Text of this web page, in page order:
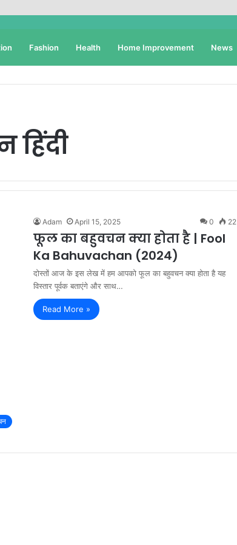
Fashion Health Home Improvement News
Adam April 15, 2025 0 22
फूल का बहुवचन क्या होता है | Fool
Ka Bahuvachan (2024)
दोस्तों आज के इस लेख में हम आपको फूल का बहुवचन क्या होता है यह
विस्तार पूर्वक बताएंगे और साथ…
Read More »